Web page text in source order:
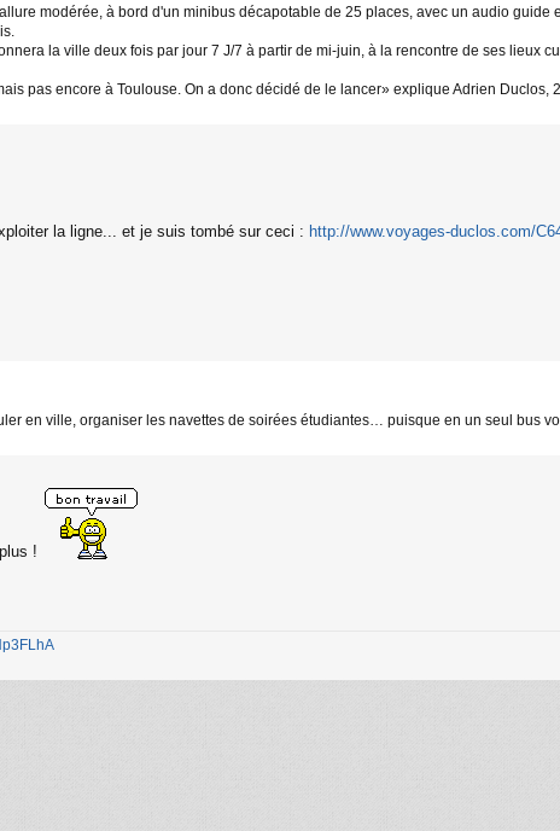
modérée, à bord d'un minibus décapotable de 25 places, avec un audio
la ville deux fois par jour 7 J/7 à partir de mi-juin, à la rencontre de ses lieux
pas encore à Toulouse. On a donc décidé de le lancer» explique Adrien Duclos,
la ligne... et je suis tombé sur ceci : http://www.voyages-duclos.com/
en ville, organiser les navettes de soirées étudiantes… puisque en un seul bus
!